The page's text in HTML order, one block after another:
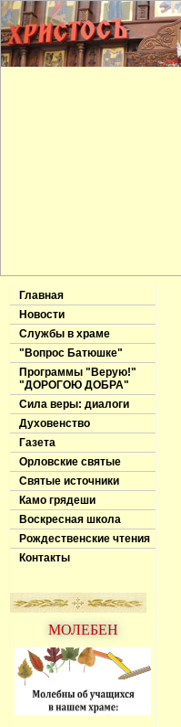
Главная
Новости
Службы в храме
"Вопрос Батюшке"
Программы "Верую!"
"ДОРОГОЮ ДОБРА"
Сила веры: диалоги
Духовенство
Газета
Орловские святые
Святые источники
Камо грядеши
Воскресная школа
Рождественские чтения
Контакты
МОЛЕБЕН